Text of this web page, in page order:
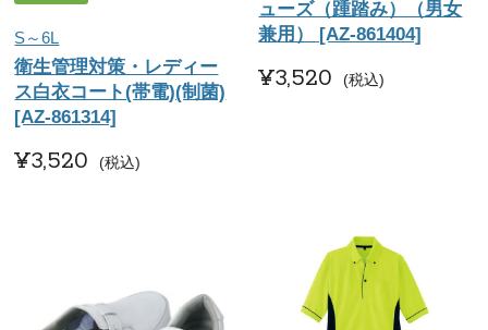
S～6L
衛生管理対策・レディー
ス白衣コート(帯電)(制菌)
[AZ-861314]
¥3,520 税込
ューズ（踵踏み）（男女
兼用） [AZ-861404]
¥3,520 税込